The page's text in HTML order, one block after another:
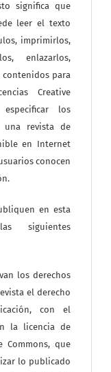
significa que
leer el texto
imprimirlos,
enlazarlos,
para
Creative
especificar los
una revista de
en Internet
conocen
en esta
siguientes
los derechos
el derecho
con el
la licencia de
Commons, que
lo publicado